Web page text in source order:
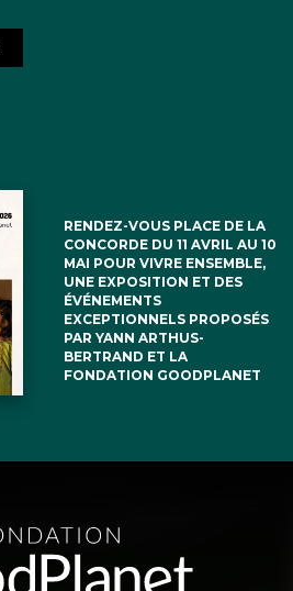
RENDEZ-VOUS PLACE DE LA
CONCORDE DU 11 AVRIL AU 10
MAI POUR VIVRE ENSEMBLE,
UNE EXPOSITION ET DES
ÉVÉNEMENTS
EXCEPTIONNELS PROPOSÉS
PAR YANN ARTHUS-
BERTRAND ET LA
FONDATION GOODPLANET